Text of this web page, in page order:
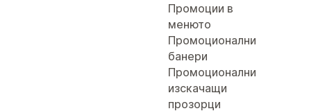
Промоции в
менюто
Промоционални
банери
Промоционални
изскачащи
прозорци